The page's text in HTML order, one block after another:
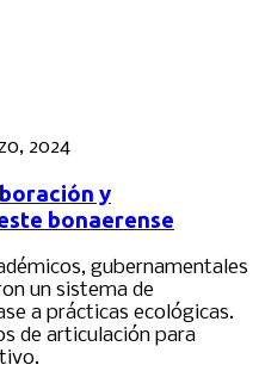
2024
y
bonaerense
gubernamentales
un sistema de
a prácticas ecológicas.
de articulación para